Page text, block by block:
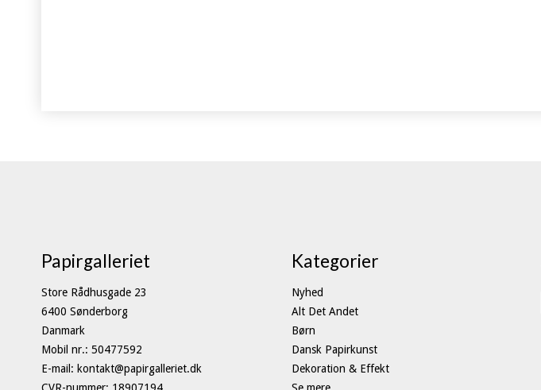
Papirgalleriet
Store Rådhusgade 23
6400 Sønderborg
Danmark
Mobil nr.: 50477592
E-mail : kontakt@papirgalleriet.dk
CVR-nummer: 18907194
Kategorier
Nyhed
Alt Det Andet
Børn
Dansk Papirkunst
Dekoration & Effekt
Se mere